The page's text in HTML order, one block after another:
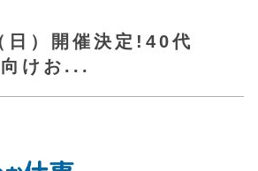
日）開催決定!40代
けお...